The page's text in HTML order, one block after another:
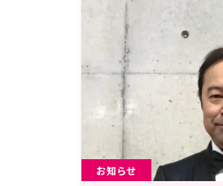
お知らせ